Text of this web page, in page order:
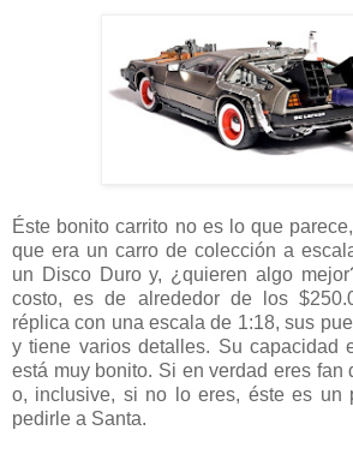
Éste bonito carrito no es lo que
que era un carro de colección a
un Disco Duro y, ¿quieren algo
costo, es de alrededor de los
réplica con una escala de 1:18, sus
y tiene varios detalles. Su capacidad
está muy bonito. Si en verdad eres fan
o, inclusive, si no lo eres, éste es un
pedirle a Santa.